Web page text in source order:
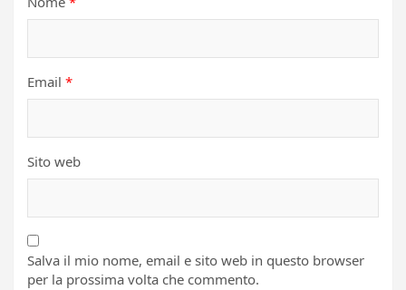
Email *
Sito web
Salva il mio nome, email e sito web in questo browser
per la prossima volta che commento.